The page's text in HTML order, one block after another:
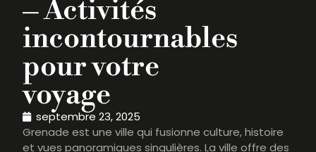
– Activités
incontournables
pour votre
voyage
septembre 23, 2025
Grenade est une ville qui fusionne culture, histoire
et vues panoramiques singulières. La ville offre des